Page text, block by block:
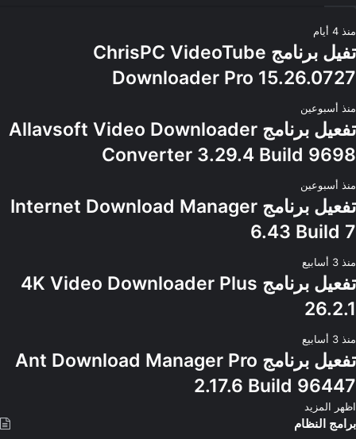
منذ 4 أيام
تفيل برنامج ChrisPC VideoTube
Downloader Pro 15.26.0727
منذ أسبوعين
تفعيل برنامج Allavsoft Video Downloader
Converter 3.29.4 Build 9698
منذ أسبوعين
تفعيل برنامج Internet Download Manager
6.43 Build 7
منذ 3 أسابيع
تفعيل برنامج 4K Video Downloader Plus
26.2.1
منذ 3 أسابيع
تفعيل برنامج Ant Download Manager Pro
2.17.6 Build 96447
اظهر المزيد
برامج النظام